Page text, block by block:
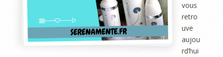
vous
retro
uve
aujou
rd’hui